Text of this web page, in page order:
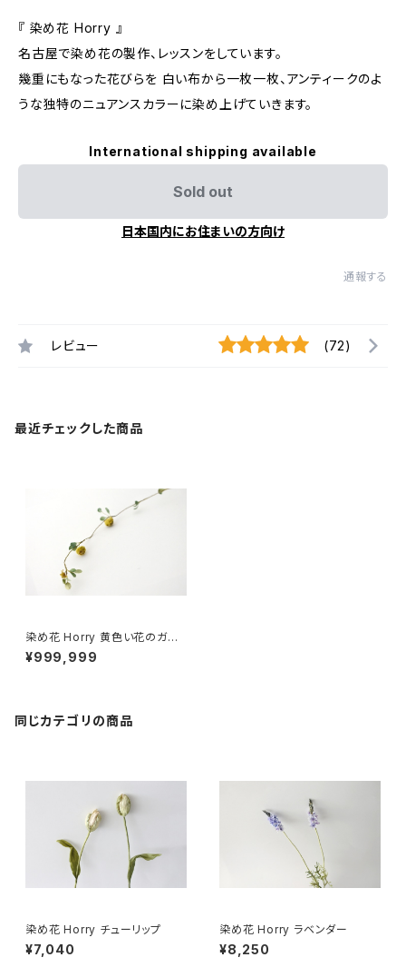
『 染め花 Horry 』
名古屋で染め花の製作、レッスンをしています。
幾重にもなった花びらを 白い布から一枚一枚、アンティークのよ
うな独特のニュアンスカラーに染め上げていきます。
International shipping available
Sold out
日本国内にお住まいの方向け
通報する
レビュー (72)
最近チェックした商品
染め花 Horry 黄色い花のガー
ランド
¥999,999
同じカテゴリの商品
染め花 Horry チューリップ
¥7,040
染め花 Horry ラベンダー
¥8,250